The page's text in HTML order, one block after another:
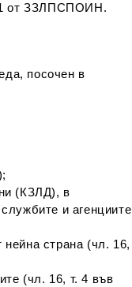
1 от ЗЗЛПСПОИН.
посочен в
(КЗЛД), в
и агенциите
страна (чл. 16,
(чл. 16, т. 4 във